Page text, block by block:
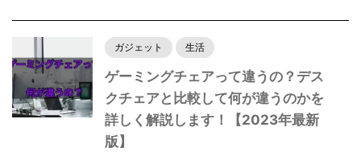
ガジェット 生活
ゲーミングチェアって違うの？デス
クチェアと比較して何が違うのかを
詳しく解説します！【2023年最新
版】